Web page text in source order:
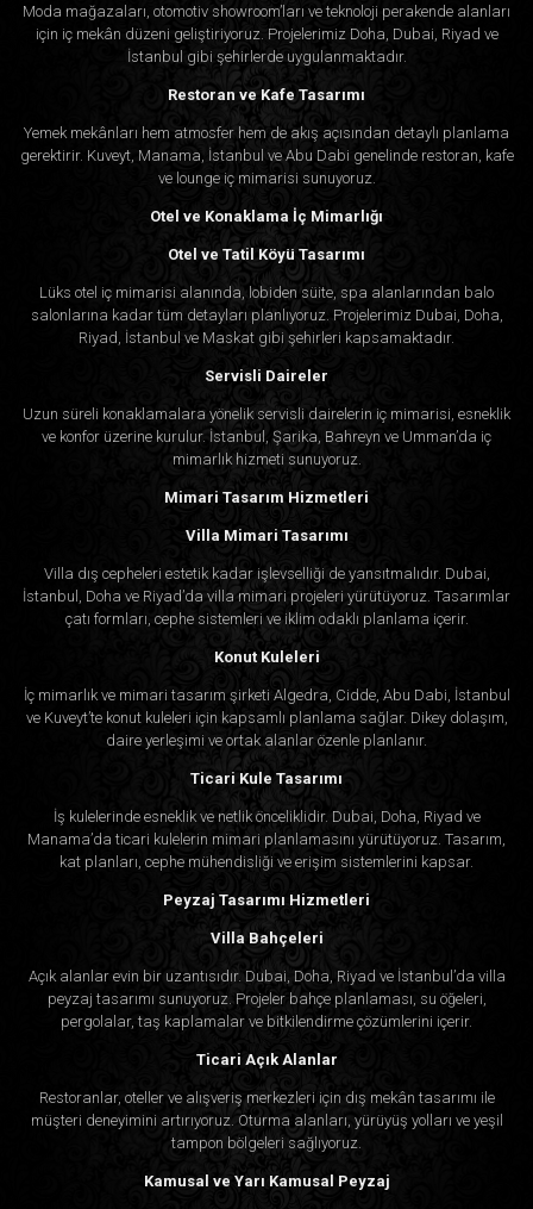
Moda mağazaları, otomotiv showroom’ları ve teknoloji perakende alanları
için iç mekân düzeni geliştiriyoruz. Projelerimiz Doha, Dubai, Riyad ve
İstanbul gibi şehirlerde uygulanmaktadır.
Restoran ve Kafe Tasarımı
Yemek mekânları hem atmosfer hem de akış açısından detaylı planlama
gerektirir. Kuveyt, Manama, İstanbul ve Abu Dabi genelinde restoran, kafe
ve lounge iç mimarisi sunuyoruz.
Otel ve Konaklama İç Mimarlığı
Otel ve Tatil Köyü Tasarımı
Lüks otel iç mimarisi alanında, lobiden süite, spa alanlarından balo
salonlarına kadar tüm detayları planlıyoruz. Projelerimiz Dubai, Doha,
Riyad, İstanbul ve Maskat gibi şehirleri kapsamaktadır.
Servisli Daireler
Uzun süreli konaklamalara yönelik servisli dairelerin iç mimarisi, esneklik
ve konfor üzerine kurulur. İstanbul, Şarika, Bahreyn ve Umman’da iç
mimarlık hizmeti sunuyoruz.
Mimari Tasarım Hizmetleri
Villa Mimari Tasarımı
Villa dış cepheleri estetik kadar işlevselliği de yansıtmalıdır. Dubai,
İstanbul, Doha ve Riyad’da villa mimari projeleri yürütüyoruz. Tasarımlar
çatı formları, cephe sistemleri ve iklim odaklı planlama içerir.
Konut Kuleleri
İç mimarlık ve mimari tasarım şirketi Algedra, Cidde, Abu Dabi, İstanbul
ve Kuveyt’te konut kuleleri için kapsamlı planlama sağlar. Dikey dolaşım,
daire yerleşimi ve ortak alanlar özenle planlanır.
Ticari Kule Tasarımı
İş kulelerinde esneklik ve netlik önceliklidir. Dubai, Doha, Riyad ve
Manama’da ticari kulelerin mimari planlamasını yürütüyoruz. Tasarım,
kat planları, cephe mühendisliği ve erişim sistemlerini kapsar.
Peyzaj Tasarımı Hizmetleri
Villa Bahçeleri
Açık alanlar evin bir uzantısıdır. Dubai, Doha, Riyad ve İstanbul’da villa
peyzaj tasarımı sunuyoruz. Projeler bahçe planlaması, su öğeleri,
pergolalar, taş kaplamalar ve bitkilendirme çözümlerini içerir.
Ticari Açık Alanlar
Restoranlar, oteller ve alışveriş merkezleri için dış mekân tasarımı ile
müşteri deneyimini artırıyoruz. Oturma alanları, yürüyüş yolları ve yeşil
tampon bölgeleri sağlıyoruz.
Kamusal ve Yarı Kamusal Peyzaj